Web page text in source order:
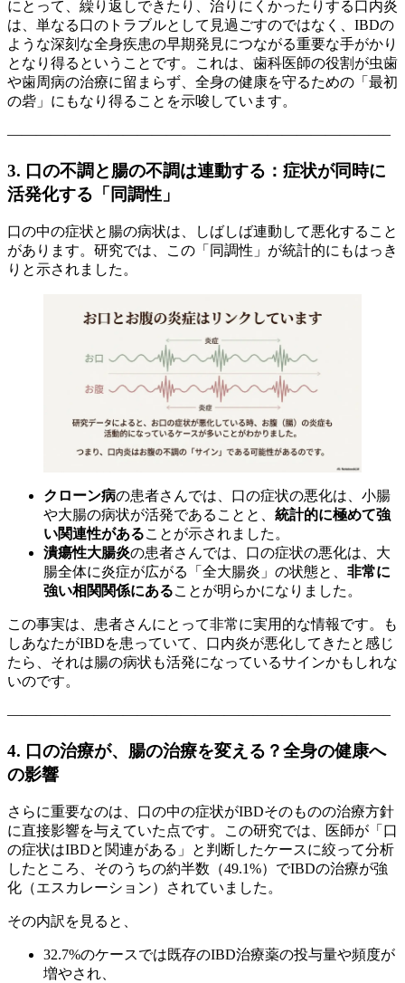
にとって、繰り返しできたり、治りにくかったりする口内炎
は、単なる口のトラブルとして見過ごすのではなく、IBDの
ような深刻な全身疾患の早期発見につながる重要な手がかり
となり得るということです。これは、歯科医師の役割が虫歯
や歯周病の治療に留まらず、全身の健康を守るための「最初
の砦」にもなり得ることを示唆しています。
——————————————————————————–
3. 口の不調と腸の不調は連動する：症状が同時に
活発化する「同調性」
口の中の症状と腸の病状は、しばしば連動して悪化すること
があります。研究では、この「同調性」が統計的にもはっき
りと示されました。
クローン病の患者さんでは、口の症状の悪化は、小腸
や大腸の病状が活発であることと、 統計的に極めて強
い関連性があることが示されました。
潰瘍性大腸炎の患者さんでは、口の症状の悪化は、大
腸全体に炎症が広がる「全大腸炎」の状態と、 非常に
強い相関関係にあることが明らかになりました。
この事実は、患者さんにとって非常に実用的な情報です。も
しあなたがIBDを患っていて、口内炎が悪化してきたと感じ
たら、それは腸の病状も活発になっているサインかもしれな
いのです。
——————————————————————————–
4. 口の治療が、腸の治療を変える？全身の健康へ
の影響
さらに重要なのは、口の中の症状がIBDそのものの治療方針
に直接影響を与えていた点です。この研究では、医師が「口
の症状はIBDと関連がある」と判断したケースに絞って分析
したところ、そのうちの約半数（49.1%）でIBDの治療が強
化（エスカレーション）されていました。
その内訳を見ると、
32.7%のケースでは既存のIBD治療薬の投与量や頻度が
増やされ、